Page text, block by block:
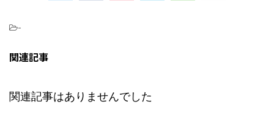
-
関連記事
関連記事はありませんでした